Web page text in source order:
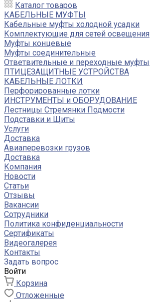
Каталог товаров
КАБЕЛЬНЫЕ МУФТЫ
Кабельные муфты холодной усадки
Комплектующие для сетей освещения
Муфты концевые
Муфты соединительные
Ответвительные и переходные муфты
ПТИЦЕЗАЩИТНЫЕ УСТРОЙСТВА
КАБЕЛЬНЫЕ ЛОТКИ
Перфорированные лотки
ИНСТРУМЕНТЫ и ОБОРУДОВАНИЕ
Лестницы Стремянки Подмости
Подставки и Щиты
Услуги
Доставка
Авиаперевозки грузов
Доставка
Компания
Новости
Статьи
Отзывы
Вакансии
Сотрудники
Политика конфиденциальности
Сертификаты
Видеогалерея
Контакты
Задать вопрос
Войти
Корзина
Отложенные